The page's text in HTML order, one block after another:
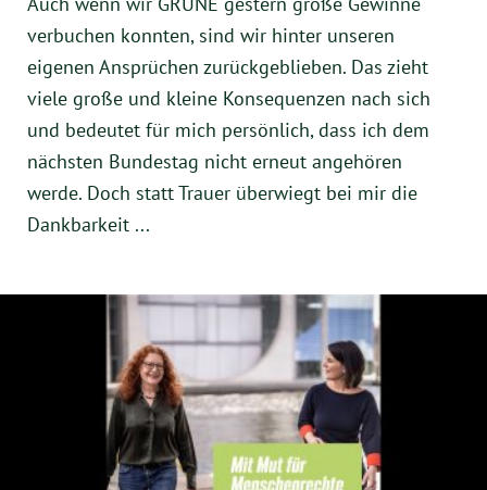
verbuchen konnten, sind wir hinter unseren
eigenen Ansprüchen zurückgeblieben. Das zieht
viele große und kleine Konsequenzen nach sich
und bedeutet für mich persönlich, dass ich dem
nächsten Bundestag nicht erneut angehören
werde. Doch statt Trauer überwiegt bei mir die
Dankbarkeit ...